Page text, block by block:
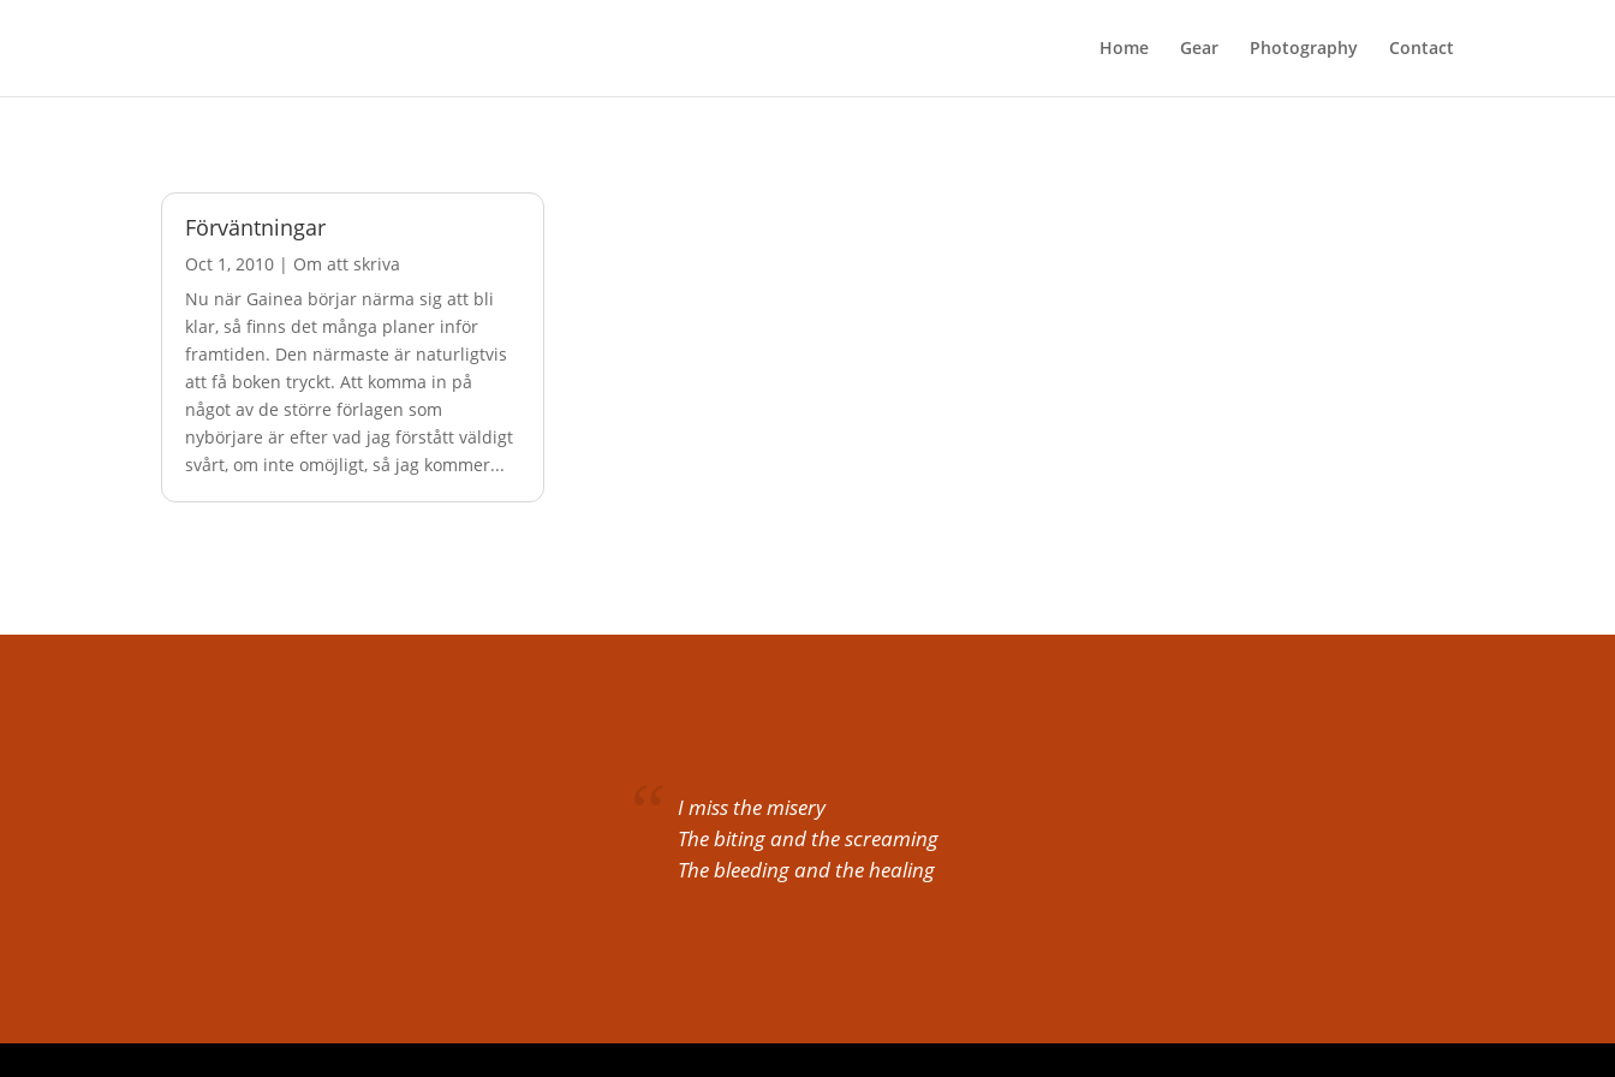
Home Gear Photography Contact
Förväntningar
Oct 1, 2010 | Om att skriva
Nu när Gainea börjar närma sig att bli
klar, så finns det många planer inför
framtiden. Den närmaste är naturligtvis
att få boken tryckt. Att komma in på
något av de större förlagen som
nybörjare är efter vad jag förstått väldigt
svårt, om inte omöjligt, så jag kommer...
I miss the misery
The biting and the screaming
The bleeding and the healing